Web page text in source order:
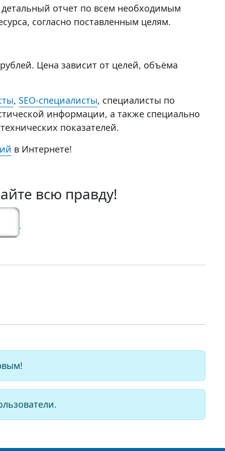
детальный отчет по всем необходимым
согласно поставленным целям.
Цена зависит от целей, объёма
, SEO-специалисты, специалисты по
информации, а также специально
показателей.
в Интернете!
всю правду!